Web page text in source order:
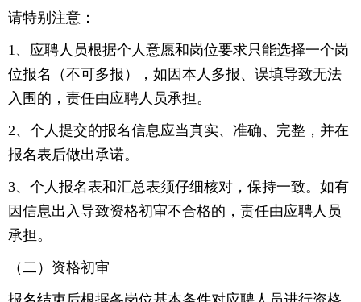
请特别注意：
1、应聘人员根据个人意愿和岗位要求只能选择一个岗
位报名（不可多报），如因本人多报、误填导致无法
入围的，责任由应聘人员承担。
2、个人提交的报名信息应当真实、准确、完整，并在
报名表后做出承诺。
3、个人报名表和汇总表须仔细核对，保持一致。如有
因信息出入导致资格初审不合格的，责任由应聘人员
承担。
（二）资格初审